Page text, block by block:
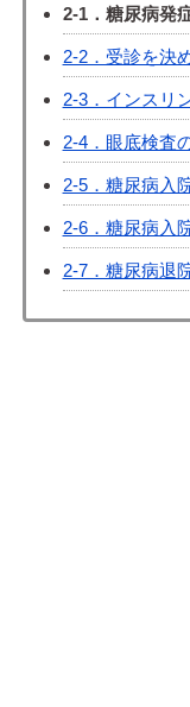
2-1．糖尿病発
2-2．受診を決
2-3．インスリ
2-4．眼底検査
2-5．糖尿病
2-6．糖尿病
2-7．糖尿病退